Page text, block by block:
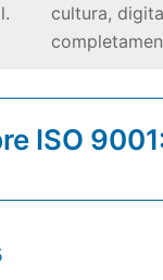
cultura,
ISO